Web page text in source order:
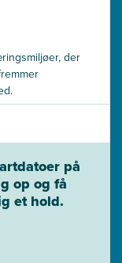
der
i
og evaluerepå
op og få
et hold.